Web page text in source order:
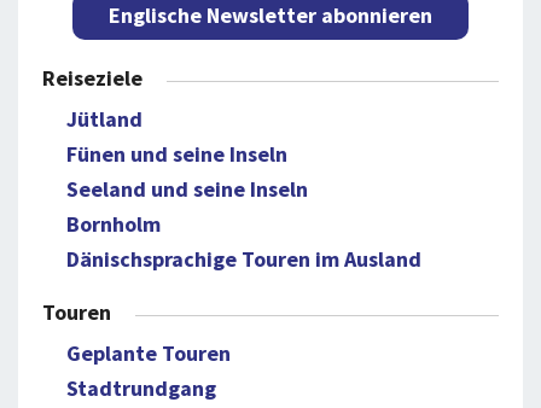
Englische Newsletter abonnieren
Reiseziele
Jütland
Fünen und seine Inseln
Seeland und seine Inseln
Bornholm
Dänischsprachige Touren im Ausland
Touren
Geplante Touren
Stadtrundgang